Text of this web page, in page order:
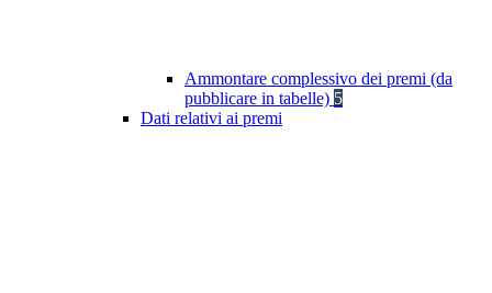
Ammontare complessivo dei premi (da
pubblicare in tabelle) 5
Dati relativi ai premi